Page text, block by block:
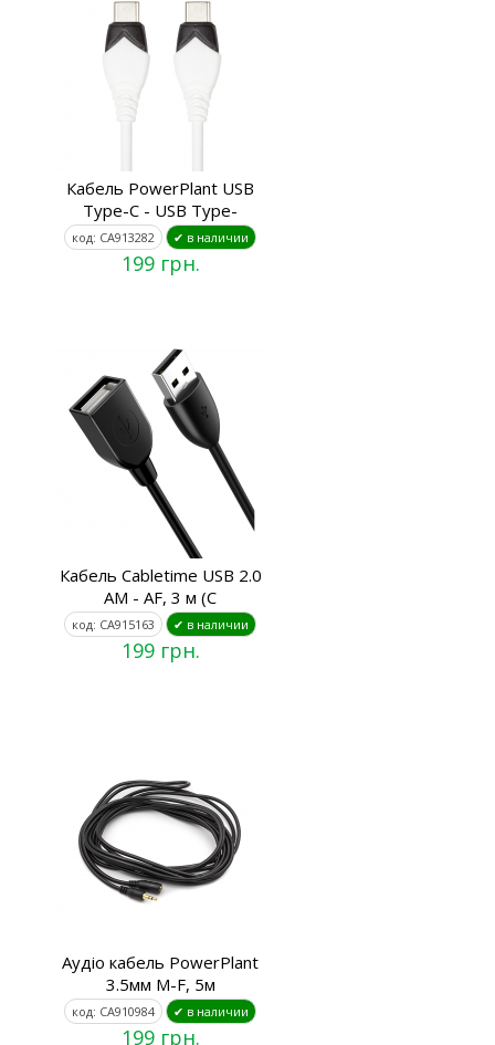
Кабель PowerPlant USB
Type-C - USB Type-
код: CA913282 ✔ в наличии
199 грн.
Кабель Cabletime USB 2.0
AM - AF, 3 м (C
код: CA915163 ✔ в наличии
199 грн.
Аудіо кабель PowerPlant
3.5мм M-F, 5м
код: CA910984 ✔ в наличии
199 грн.